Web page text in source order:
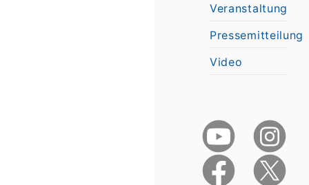
Veranstaltung
Pressemitteilung
Video